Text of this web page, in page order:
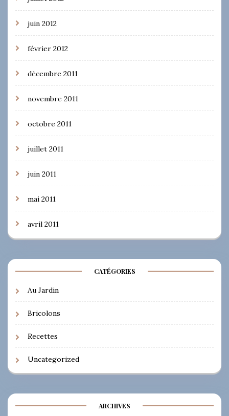
juin 2012
février 2012
décembre 2011
novembre 2011
octobre 2011
juillet 2011
juin 2011
mai 2011
avril 2011
CATÉGORIES
Au Jardin
Bricolons
Recettes
Uncategorized
ARCHIVES